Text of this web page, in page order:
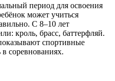
период для освоения
может учиться
С 8–10 лет
кроль, брасс, баттерфляй.
спортивные
в соревнованиях.